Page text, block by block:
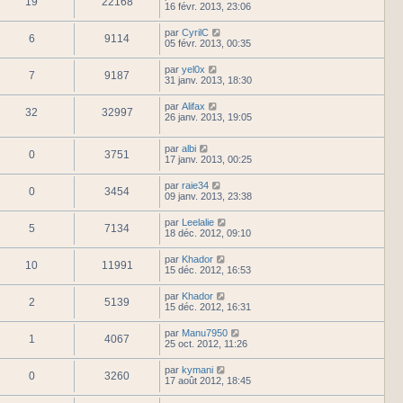
16 févr. 2013, 23:06
6 9114 par CyrilC
05 févr. 2013, 00:35
7 9187 par yel0x
31 janv. 2013, 18:30
32 32997 par Alifax
26 janv. 2013, 19:05
0 3751 par albi
17 janv. 2013, 00:25
0 3454 par raie34
09 janv. 2013, 23:38
5 7134 par Leelalie
18 déc. 2012, 09:10
10 11991 par Khador
15 déc. 2012, 16:53
2 5139 par Khador
15 déc. 2012, 16:31
1 4067 par Manu7950
25 oct. 2012, 11:26
0 3260 par kymani
17 août 2012, 18:45